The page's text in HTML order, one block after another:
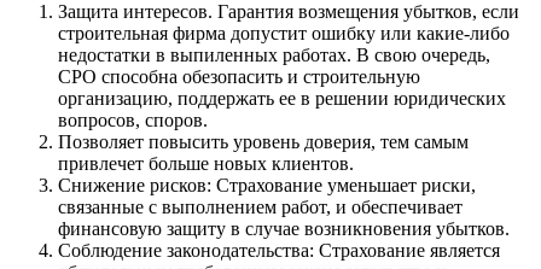
Защита интересов. Гарантия возмещения убытков, если
строительная фирма допустит ошибку или какие-либо
недостатки в выпиленных работах. В свою очередь,
СРО способна обезопасить и строительную
организацию, поддержать ее в решении юридических
вопросов, споров.
Позволяет повысить уровень доверия, тем самым
привлечет больше новых клиентов.
Снижение рисков: Страхование уменьшает риски,
связанные с выполнением работ, и обеспечивает
финансовую защиту в случае возникновения убытков.
Соблюдение законодательства: Страхование является